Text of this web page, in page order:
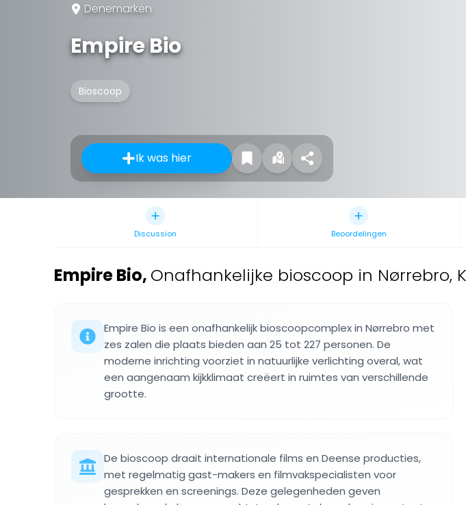
Denemarken
Empire Bio
Bioscoop
Ik was hier
Discussion Beoordelingen
Empire Bio, Onafhankelijke bioscoop in Nørrebro,
Empire Bio is een onafhankelijk bioscoopcomplex in Nørrebro met
zes zalen die plaats bieden aan 25 tot 227 personen. De
moderne inrichting voorziet in natuurlijke verlichting overal, wat
een aangenaam kijkklimaat creëert in ruimtes van verschillende
grootte.
De bioscoop draait internationale films en Deense producties,
met regelmatig gast-makers en filmvakspecialisten voor
gesprekken en screenings. Deze gelegenheden geven